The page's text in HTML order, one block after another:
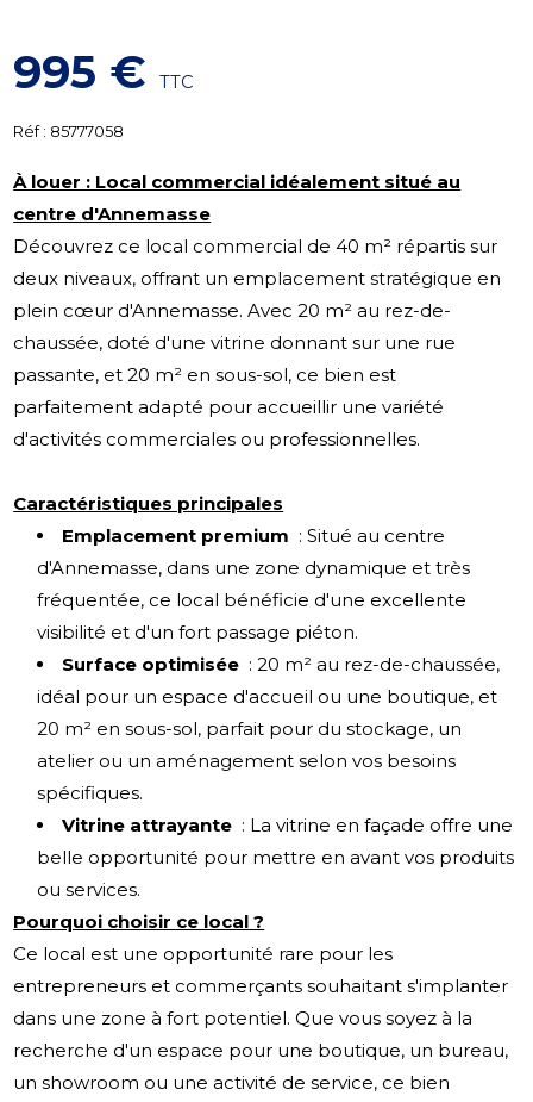
995 €TTC
Réf : 85777058
À louer : Local commercial idéalement situé au
centre d'Annemasse
Découvrez ce local commercial de 40 m² répartis sur
deux niveaux, offrant un emplacement stratégique en
plein cœur d'Annemasse. Avec 20 m² au rez-de-
chaussée, doté d'une vitrine donnant sur une rue
passante, et 20 m² en sous-sol, ce bien est
parfaitement adapté pour accueillir une variété
d'activités commerciales ou professionnelles.
Caractéristiques principales
Emplacement premium : Situé au centre
d'Annemasse, dans une zone dynamique et très
fréquentée, ce local bénéficie d'une excellente
visibilité et d'un fort passage piéton.
Surface optimisée : 20 m² au rez-de-chaussée,
idéal pour un espace d'accueil ou une boutique, et
20 m² en sous-sol, parfait pour du stockage, un
atelier ou un aménagement selon vos besoins
spécifiques.
Vitrine attrayante : La vitrine en façade offre une
belle opportunité pour mettre en avant vos produits
ou services.
Pourquoi choisir ce local ?
Ce local est une opportunité rare pour les
entrepreneurs et commerçants souhaitant s'implanter
dans une zone à fort potentiel. Que vous soyez à la
recherche d'un espace pour une boutique, un bureau,
un showroom ou une activité de service, ce bien